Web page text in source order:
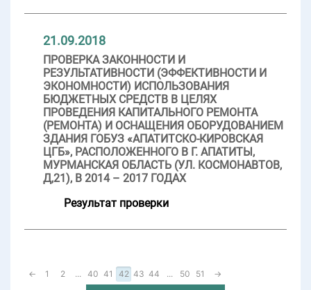
21.09.2018
ПРОВЕРКА ЗАКОННОСТИ И
РЕЗУЛЬТАТИВНОСТИ (ЭФФЕКТИВНОСТИ И
ЭКОНОМНОСТИ) ИСПОЛЬЗОВАНИЯ
БЮДЖЕТНЫХ СРЕДСТВ В ЦЕЛЯХ
ПРОВЕДЕНИЯ КАПИТАЛЬНОГО РЕМОНТА
(РЕМОНТА) И ОСНАЩЕНИЯ ОБОРУДОВАНИЕМ
ЗДАНИЯ ГОБУЗ «АПАТИТСКО-КИРОВСКАЯ
ЦГБ», РАСПОЛОЖЕННОГО В Г. АПАТИТЫ,
МУРМАНСКАЯ ОБЛАСТЬ (УЛ. КОСМОНАВТОВ,
Д,21), В 2014 – 2017 ГОДАХ
Результат проверки
← 1 2 ... 40 41 42 43 44 ... 50 51 →